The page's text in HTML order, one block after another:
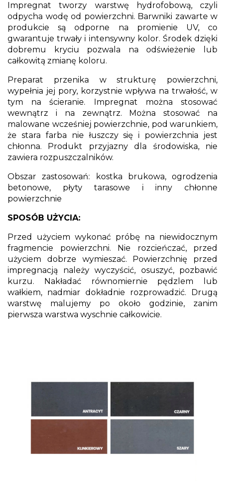
Impregnat tworzy warstwę hydrofobową, czyli
odpycha wodę od powierzchni. Barwniki zawarte w
produkcie są odporne na promienie UV, co
gwarantuje trwały i intensywny kolor. Środek dzięki
dobremu kryciu pozwala na odświeżenie lub
całkowitą zmianę koloru.
Preparat przenika w strukturę powierzchni,
wypełnia jej pory, korzystnie wpływa na trwałość, w
tym na ścieranie. Impregnat można stosować
wewnątrz i na zewnątrz. Można stosować na
malowane wcześniej powierzchnie, pod warunkiem,
że stara farba nie łuszczy się i powierzchnia jest
chłonna. Produkt przyjazny dla środowiska, nie
zawiera rozpuszczalników.
Obszar zastosowań: kostka brukowa, ogrodzenia
betonowe, płyty tarasowe i inny chłonne
powierzchnie
SPOSÓB UŻYCIA:
Przed użyciem wykonać próbę na niewidocznym
fragmencie powierzchni. Nie rozcieńczać, przed
użyciem dobrze wymieszać. Powierzchnię przed
impregnacją należy wyczyścić, osuszyć, pozbawić
kurzu. Nakładać równomiernie pędzlem lub
wałkiem, nadmiar dokładnie rozprowadzić. Drugą
warstwę malujemy po około godzinie, zanim
pierwsza warstwa wyschnie całkowicie.